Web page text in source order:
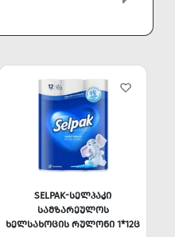
SELPAK-ᲡᲔᲚᲞᲐᲙᲘ
ᲡᲐᲛᲖᲐᲠᲔᲣᲚᲝᲡ
ᲮᲔᲚᲡᲐᲮᲝᲪᲘᲡ ᲠᲣᲚᲝᲜᲘ 1*12Ც